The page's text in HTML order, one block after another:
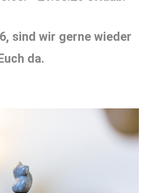
sind wir gerne wieder
da.